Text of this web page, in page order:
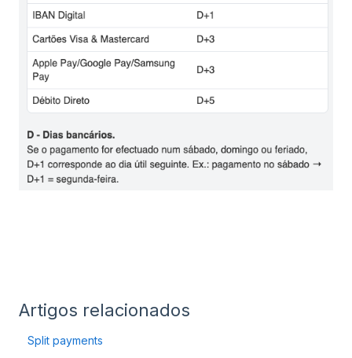
Artigos relacionados
Split payments